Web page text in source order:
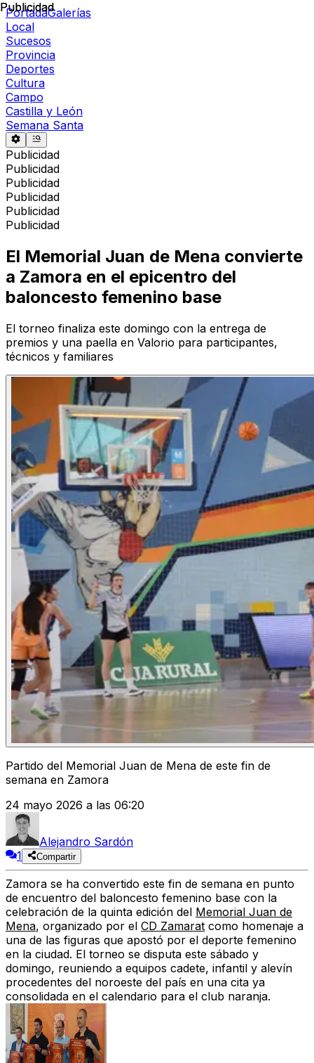
PortadaGalerías
Local
Sucesos
Provincia
Deportes
Cultura
Campo
Castilla y León
Semana Santa
Publicidad
Publicidad
Publicidad
Publicidad
Publicidad
Publicidad
Publicidad
El Memorial Juan de Mena convierte
a Zamora en el epicentro del
baloncesto femenino base
El torneo finaliza este domingo con la entrega de
premios y una paella en Valorio para participantes,
técnicos y familiares
Partido del Memorial Juan de Mena de este fin de
semana en Zamora
24 mayo 2026 a las 06:20
Alejandro Sardón
1
Compartir
Zamora se ha convertido este fin de semana en punto
de encuentro del baloncesto femenino base con la
celebración de la quinta edición del Memorial Juan de
Mena, organizado por el CD Zamarat como homenaje a
una de las figuras que apostó por el deporte femenino
en la ciudad. El torneo se disputa este sábado y
domingo, reuniendo a equipos cadete, infantil y alevín
procedentes del noroeste del país en una cita ya
consolidada en el calendario para el club naranja.
Publicidad